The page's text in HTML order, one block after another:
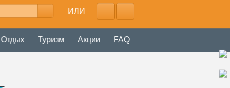
ИЛИ
Отдых Туризм Акции FAQ